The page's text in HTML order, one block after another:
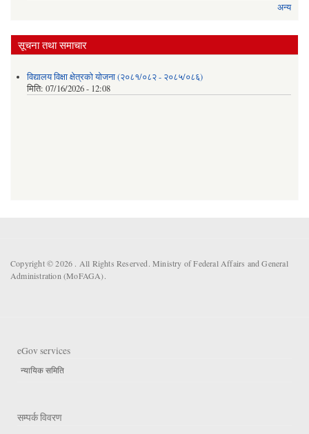
अन्य
सूचना तथा समाचार
विद्यालय विक्षा क्षेत्रको योजना (२०८१/०८२ - २०८५/०८६)
मिति: 07/16/2026 - 12:08
Copyright © 2026 . All Rights Reserved. Ministry of Federal Affairs and General
Administration (MoFAGA).
eGov services
न्यायिक समिति
सम्पर्क विवरण